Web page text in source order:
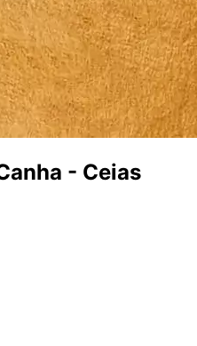
- Ceias